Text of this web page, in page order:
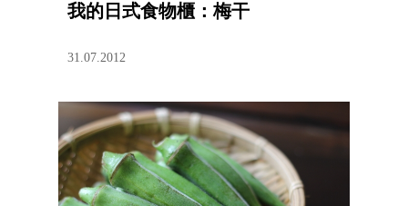
我的日式食物櫃：梅干
31.07.2012